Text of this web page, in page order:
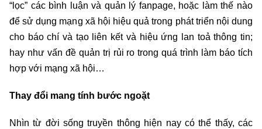
“lọc” các bình luận và quản lý fanpage, hoặc làm thế nào
để sử dụng mạng xã hội hiệu quả trong phát triển nội dung
cho báo chí và tạo liên kết và hiệu ứng lan toả thông tin;
hay như vấn đề quản trị rủi ro trong quá trình làm báo tích
hợp với mạng xã hội…
Thay đổi mang tính bước ngoặt
Nhìn từ đời sống truyền thông hiện nay có thể thấy, các